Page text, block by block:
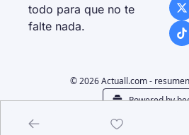
todo para que no te
falte nada.
© 2026 Actuall.com -
Powered by